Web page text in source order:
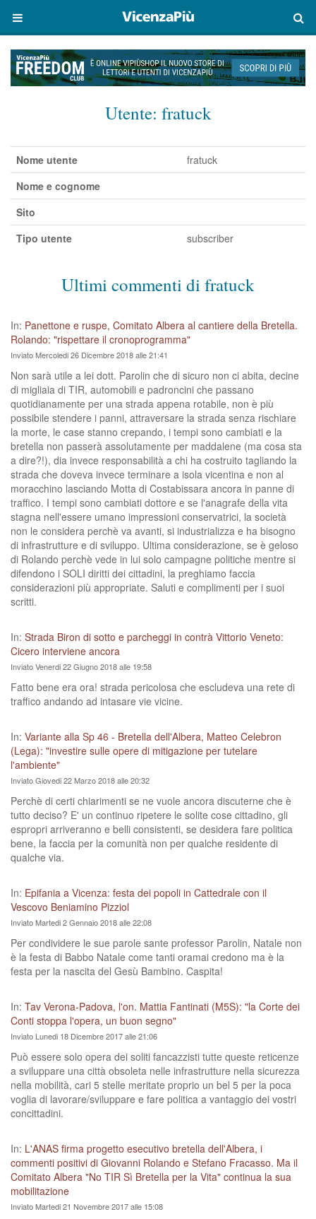
Utente: fratuck
Nome utente
fratuck
Nome e cognome
Sito
Tipo utente
subscriber
Ultimi commenti di fratuck
In: Panettone e ruspe, Comitato Albera al cantiere della Bretella.
Rolando: "rispettare il cronoprogramma"
Inviato Mercoledi 26 Dicembre 2018 alle 21:41
Non sarà utile a lei dott. Parolin che di sicuro non ci abita, decine
di migliaia di TIR, automobili e padroncini che passano
quotidianamente per una strada appena rotabile, non è più
possibile stendere i panni, attraversare la strada senza rischiare
la morte, le case stanno crepando, i tempi sono cambiati e la
bretella non passerà assolutamente per maddalene (ma cosa sta
a dire?!), dia invece responsabilità a chi ha costruito tagliando la
strada che doveva invece terminare a isola vicentina e non al
moracchino lasciando Motta di Costabissara ancora in panne di
traffico. I tempi sono cambiati dottore e se l'anagrafe della vita
stagna nell'essere umano impressioni conservatrici, la società
non le considera perchè va avanti, si industrializza e ha bisogno
di infrastrutture e di sviluppo. Ultima considerazione, se è geloso
di Rolando perchè vede in lui solo campagne politiche mentre si
difendono i SOLI diritti dei cittadini, la preghiamo faccia
considerazioni più appropriate. Saluti e complimenti per i suoi
scritti.
In: Strada Biron di sotto e parcheggi in contrà Vittorio Veneto:
Cicero interviene ancora
Inviato Venerdi 22 Giugno 2018 alle 19:58
Fatto bene era ora! strada pericolosa che escludeva una rete di
traffico andando ad intasare vie vicine.
In: Variante alla Sp 46 - Bretella dell'Albera, Matteo Celebron
(Lega): "investire sulle opere di mitigazione per tutelare
l'ambiente"
Inviato Giovedi 22 Marzo 2018 alle 20:32
Perchè di certi chiarimenti se ne vuole ancora discuterne che è
tutto deciso? E' un continuo ripetere le solite cose cittadino, gli
espropri arriveranno e belli consistenti, se desidera fare politica
bene, la faccia per la comunità non per qualche residente di
qualche via.
In: Epifania a Vicenza: festa dei popoli in Cattedrale con il
Vescovo Beniamino Pizziol
Inviato Martedi 2 Gennaio 2018 alle 22:08
Per condividere le sue parole sante professor Parolin, Natale non
è la festa di Babbo Natale come tanti oramai credono ma è la
festa per la nascita del Gesù Bambino. Caspita!
In: Tav Verona-Padova, l'on. Mattia Fantinati (M5S): "la Corte dei
Conti stoppa l'opera, un buon segno"
Inviato Lunedi 18 Dicembre 2017 alle 21:06
Può essere solo opera dei soliti fancazzisti tutte queste reticenze
a sviluppare una città obsoleta nelle infrastrutture nella sicurezza
nella mobilità, cari 5 stelle meritate proprio un bel 5 per la poca
voglia di lavorare/sviluppare e fare politica a vantaggio dei vostri
concittadini.
In: L'ANAS firma progetto esecutivo bretella dell'Albera, i
commenti positivi di Giovanni Rolando e Stefano Fracasso. Ma il
Comitato Albera "No TIR Sì Bretella per la Vita" continua la sua
mobilitazione
Inviato Martedi 21 Novembre 2017 alle 15:08